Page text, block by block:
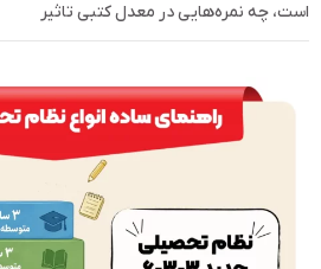
است، چه نمره‌هایی در معدل کتبی تاثیر